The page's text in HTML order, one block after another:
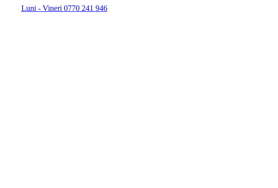
Luni - Vineri 0770 241 946